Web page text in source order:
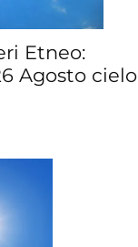
Etneo:
Agosto cielo